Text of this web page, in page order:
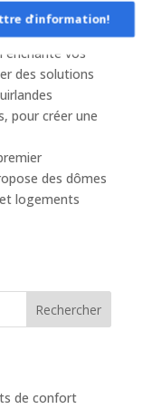
des
peuvent
enchante vos
des solutions
pour créer une
des dômes
logements
Rechercher
de confort
d'information!